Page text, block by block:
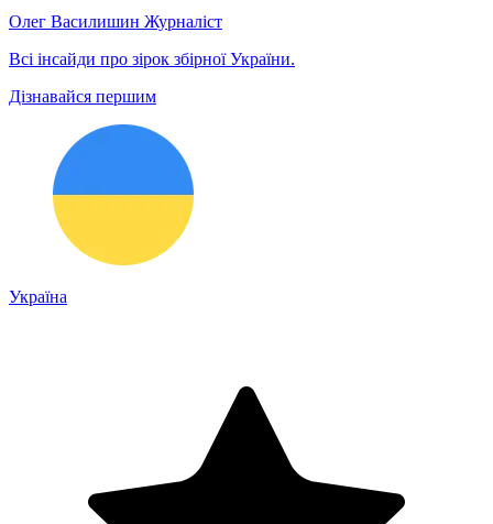
Олег Василишин Журналіст
Всі інсайди про зірок збірної України.
Дізнавайся першим
Україна